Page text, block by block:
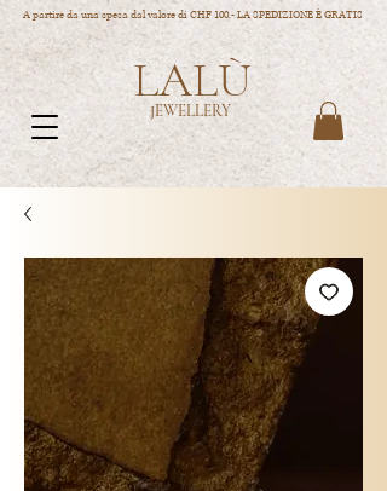
A partire da una spesa dal valore di CHF 100.- LA SPEDIZIONE È GRATIS
LALÙ
JEWELLERY